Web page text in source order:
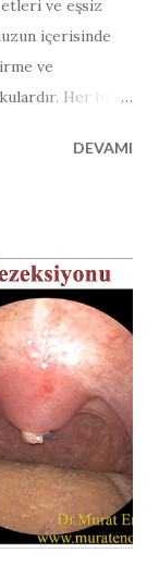
ve eşsiz
içerisinde
ve
Her bir
tamamen
Dış ortam
allerjenler
içerisinde
Dış kısmında
girdiğinde
yaparak burun
yabancı
DEVAMI